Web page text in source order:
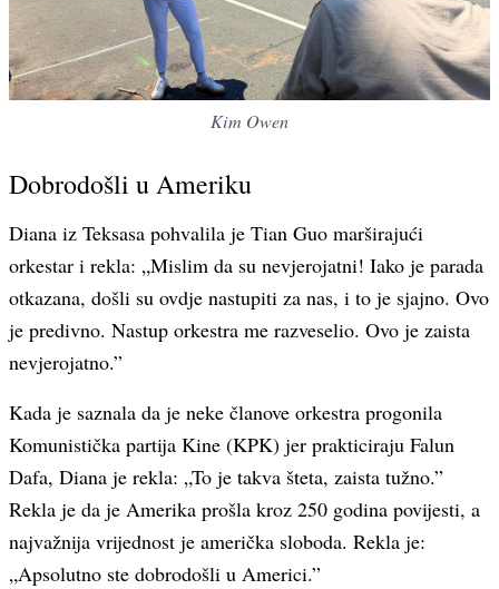
Kim Owen
Dobrodošli u Ameriku
Diana iz Teksasa pohvalila je Tian Guo marširajući
orkestar i rekla: „Mislim da su nevjerojatni! Iako je parada
otkazana, došli su ovdje nastupiti za nas, i to je sjajno. Ovo
je predivno. Nastup orkestra me razveselio. Ovo je zaista
nevjerojatno.”
Kada je saznala da je neke članove orkestra progonila
Komunistička partija Kine (KPK) jer prakticiraju Falun
Dafa, Diana je rekla: „To je takva šteta, zaista tužno.”
Rekla je da je Amerika prošla kroz 250 godina povijesti, a
najvažnija vrijednost je američka sloboda. Rekla je:
„Apsolutno ste dobrodošli u Americi.”